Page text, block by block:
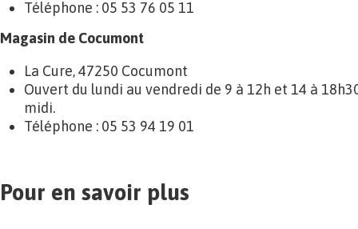
Téléphone : 05 53 76 05 11
Magasin de Cocumont
La Cure, 47250 Cocumont
Ouvert du lundi au vendredi de 9 à 12h et 14 à
midi.
Téléphone : 05 53 94 19 01
Pour en savoir plus